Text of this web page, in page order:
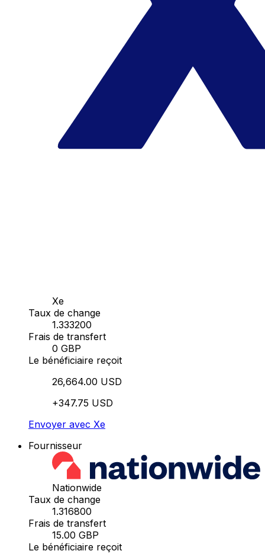
Xe
Taux de change
1.333200
Frais de transfert
0 GBP
Le bénéficiaire reçoit
26,664.00 USD
+347.75 USD
Envoyer avec Xe
Fournisseur
Nationwide
Taux de change
1.316800
Frais de transfert
15.00 GBP
Le bénéficiaire reçoit